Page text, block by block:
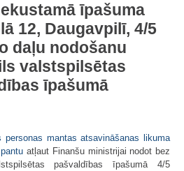
īpašuma
12, Daugavpilī, 4/5
daļu nodošanu
valstspilsētas
īpašumā
personas mantas atsavināšanas likuma
atļaut Finanšu ministrijai nodot bez
pašvaldības īpašumā 4/5